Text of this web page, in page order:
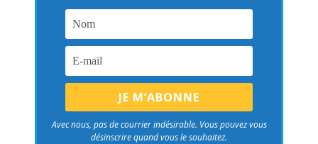
Avec nous, pas de courrier indésirable. Vous pouvez vous
désinscrire quand vous le souhaitez.